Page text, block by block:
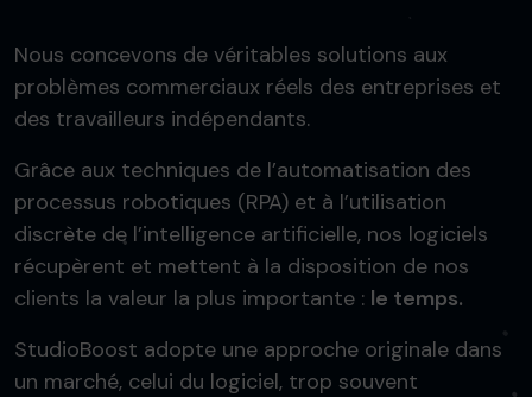
Nous concevons de véritables solutions aux
problèmes commerciaux réels des entreprises et
des travailleurs indépendants.
Grâce aux techniques de l’automatisation des
processus robotiques (RPA) et à l’utilisation
discrète de l’intelligence artificielle, nos logiciels
récupèrent et mettent à la disposition de nos
clients la valeur la plus importante : le temps.
StudioBoost adopte une approche originale dans
un marché, celui du logiciel, trop souvent